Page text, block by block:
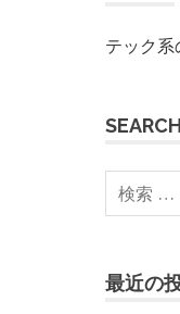
テック系
SEARCH
最近の